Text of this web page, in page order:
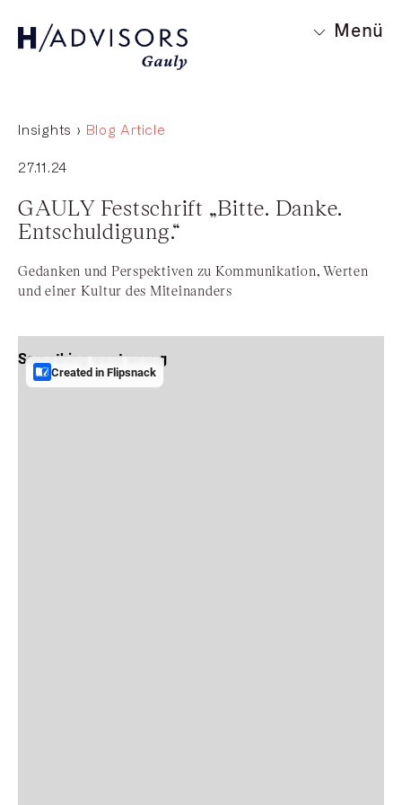
Menü
Insights › Blog Article
27.11.24
GAULY Festschrift „Bitte. Danke.
Entschuldigung.“
Gedanken und Perspektiven zu Kommunikation, Werten
und einer Kultur des Miteinanders